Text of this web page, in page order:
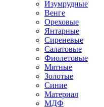
Изумрудные
Венге
Ореховые
Янтарные
Сиреневые
Салатовые
Фиолетовые
Мятные
Золотые
Синие
Материал
МДФ